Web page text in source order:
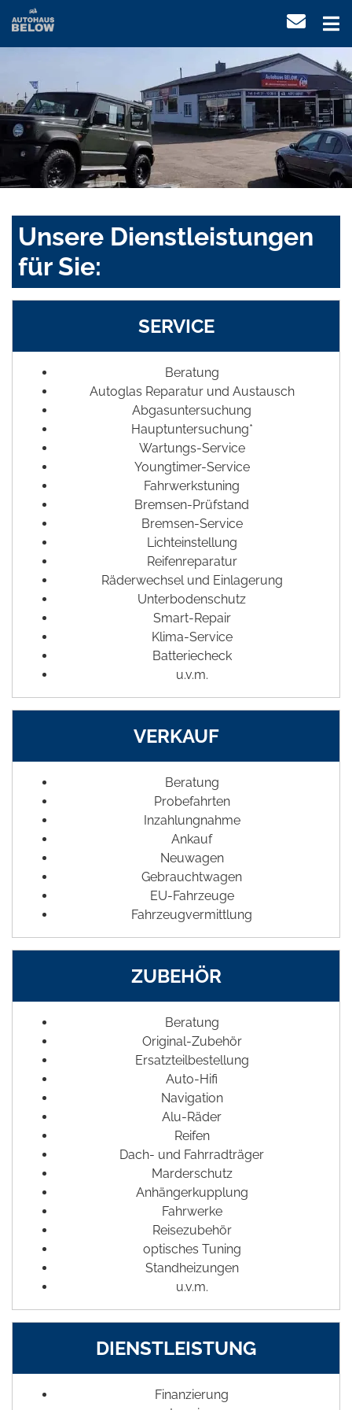
Unsere Dienstleistungen
für Sie:
SERVICE
Beratung
Autoglas Reparatur und Austausch
Abgasuntersuchung
Hauptuntersuchung*
Wartungs-Service
Youngtimer-Service
Fahrwerkstuning
Bremsen-Prüfstand
Bremsen-Service
Lichteinstellung
Reifenreparatur
Räderwechsel und Einlagerung
Unterbodenschutz
Smart-Repair
Klima-Service
Batteriecheck
u.v.m.
VERKAUF
Beratung
Probefahrten
Inzahlungnahme
Ankauf
Neuwagen
Gebrauchtwagen
EU-Fahrzeuge
Fahrzeugvermittlung
ZUBEHÖR
Beratung
Original-Zubehör
Ersatzteilbestellung
Auto-Hifi
Navigation
Alu-Räder
Reifen
Dach- und Fahrradträger
Marderschutz
Anhängerkupplung
Fahrwerke
Reisezubehör
optisches Tuning
Standheizungen
u.v.m.
DIENSTLEISTUNG
Finanzierung